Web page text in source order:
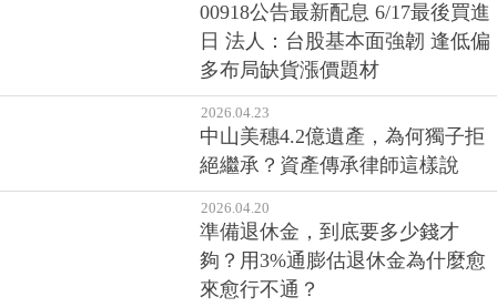
00918公告最新配息 6/17最後買進
日 法人：台股基本面強韌 逢低偏
多布局缺貨漲價題材
2026.04.23
中山美穗4.2億遺產，為何獨子拒
絕繼承？資產傳承律師這樣說
2026.04.20
準備退休金，到底要多少錢才
夠？用3%通膨估退休金為什麼愈
來愈行不通？